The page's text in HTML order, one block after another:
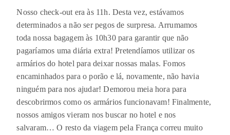
Nosso check-out era às 11h. Desta vez, estávamos
determinados a não ser pegos de surpresa. Arrumamos
toda nossa bagagem às 10h30 para garantir que não
pagaríamos uma diária extra! Pretendíamos utilizar os
armários do hotel para deixar nossas malas. Fomos
encaminhados para o porão e lá, novamente, não havia
ninguém para nos ajudar! Demorou meia hora para
descobrirmos como os armários funcionavam! Finalmente,
nossos amigos vieram nos buscar no hotel e nos
salvaram… O resto da viagem pela França correu muito